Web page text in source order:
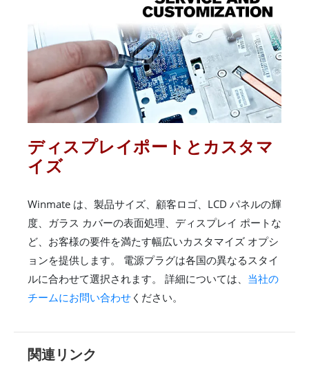
ディスプレイポートとカスタマ
イズ
Winmate は、製品サイズ、顧客ロゴ、LCD パネルの輝
度、ガラス カバーの表面処理、ディスプレイ ポートな
ど、お客様の要件を満たす幅広いカスタマイズ オプシ
ョンを提供します。 電源プラグは各国の異なるスタイ
ルに合わせて選択されます。 詳細については、 当社の
チームにお問い合わせ ください。
関連リンク